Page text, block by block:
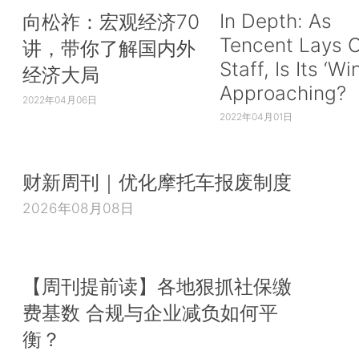
向松祚：宏观经济70
讲，带你了解国内外
经济大局
2022年04月06日
In Depth: As
Tencent Lays
Staff, Is Its
Approaching?
2022年04月01日
财新周刊｜优化摩托车报废制度
2026年08月08日
【周刊提前读】各地狠抓社保缴
费基数 合规与企业减负如何平
衡？